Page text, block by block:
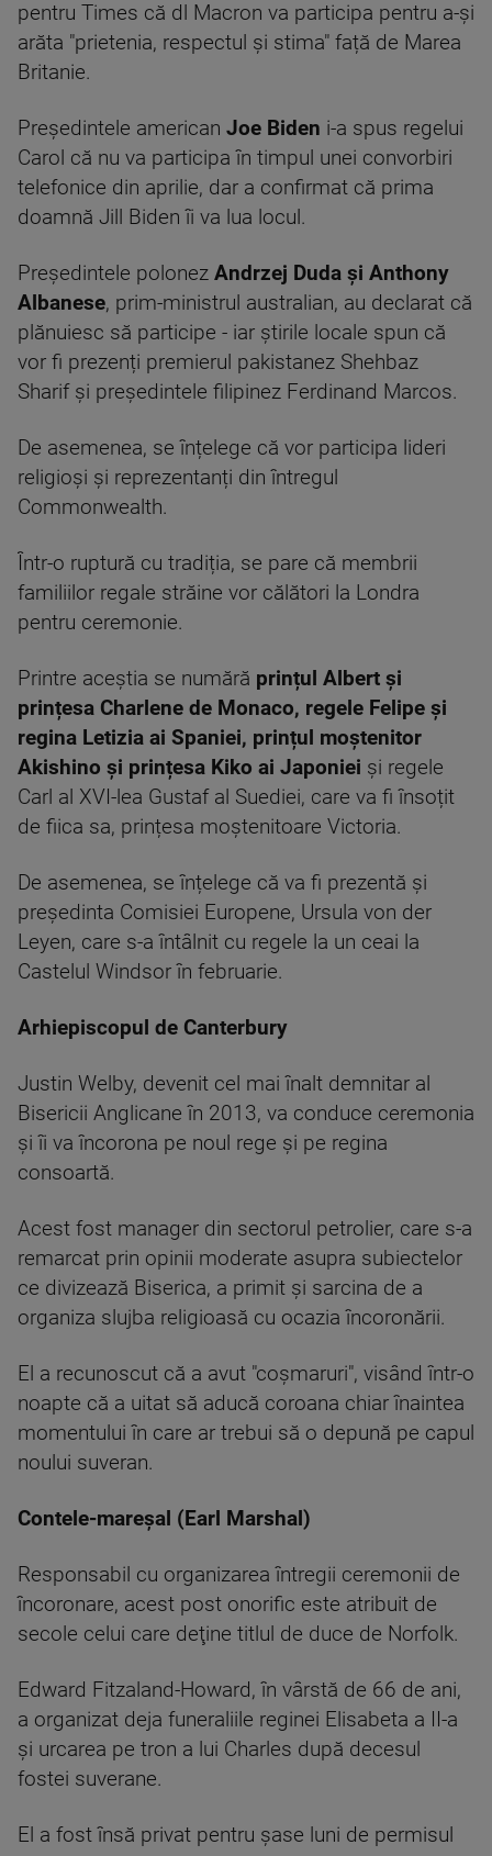
pentru Times că dl Macron va participa pentru a-și
arăta "prietenia, respectul și stima" față de Marea
Britanie.
Președintele american Joe Biden i-a spus regelui
Carol că nu va participa în timpul unei convorbiri
telefonice din aprilie, dar a confirmat că prima
doamnă Jill Biden îi va lua locul.
Președintele polonez Andrzej Duda și Anthony
Albanese, prim-ministrul australian, au declarat că
plănuiesc să participe - iar știrile locale spun că
vor fi prezenți premierul pakistanez Shehbaz
Sharif și președintele filipinez Ferdinand Marcos.
De asemenea, se înțelege că vor participa lideri
religioși și reprezentanți din întregul
Commonwealth.
Într-o ruptură cu tradiția, se pare că membrii
familiilor regale străine vor călători la Londra
pentru ceremonie.
Printre aceștia se numără prințul Albert și
prințesa Charlene de Monaco, regele Felipe și
regina Letizia ai Spaniei, prințul moștenitor
Akishino și prințesa Kiko ai Japoniei și regele
Carl al XVI-lea Gustaf al Suediei, care va fi însoțit
de fiica sa, prințesa moștenitoare Victoria.
De asemenea, se înțelege că va fi prezentă și
președinta Comisiei Europene, Ursula von der
Leyen, care s-a întâlnit cu regele la un ceai la
Castelul Windsor în februarie.
Arhiepiscopul de Canterbury
Justin Welby, devenit cel mai înalt demnitar al
Bisericii Anglicane în 2013, va conduce ceremonia
şi îi va încorona pe noul rege şi pe regina
consoartă.
Acest fost manager din sectorul petrolier, care s-a
remarcat prin opinii moderate asupra subiectelor
ce divizează Biserica, a primit şi sarcina de a
organiza slujba religioasă cu ocazia încoronării.
El a recunoscut că a avut "coşmaruri", visând într-o
noapte că a uitat să aducă coroana chiar înaintea
momentului în care ar trebui să o depună pe capul
noului suveran.
Contele-mareşal (Earl Marshal)
Responsabil cu organizarea întregii ceremonii de
încoronare, acest post onorific este atribuit de
secole celui care deţine titlul de duce de Norfolk.
Edward Fitzaland-Howard, în vârstă de 66 de ani,
a organizat deja funeraliile reginei Elisabeta a II-a
şi urcarea pe tron a lui Charles după decesul
fostei suverane.
El a fost însă privat pentru şase luni de permisul